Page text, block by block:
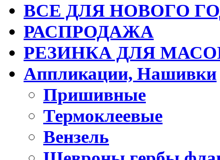
ВСЕ ДЛЯ НОВОГО
РАСПРОДАЖА
РЕЗИНКА ДЛЯ
Аппликации, Нашивки
Пришивные
Термоклеевые
Вензель